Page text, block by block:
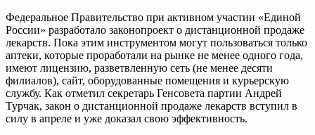
Федеральное Правительство при активном участии «Единой
России» разработало законопроект о дистанционной продаже
лекарств. Пока этим инструментом могут пользоваться только
аптеки, которые проработали на рынке не менее одного года,
имеют лицензию, разветвленную сеть (не менее десяти
филиалов), сайт, оборудованные помещения и курьерскую
службу. Как отметил секретарь Генсовета партии Андрей
Турчак, закон о дистанционной продаже лекарств вступил в
силу в апреле и уже доказал свою эффективность.